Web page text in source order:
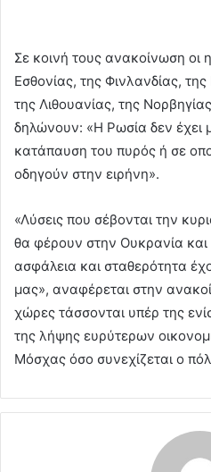
Σε κοινή τους ανακοίνωση οι
Εσθονίας, της Φινλανδίας, της
της Λιθουανίας, της
δηλώνουν: «Η Ρωσία δεν έχει
κατάπαυση του πυρός ή σε
οδηγούν στην ειρήνη».
«Λύσεις που σέβονται την
θα φέρουν στην Ουκρανία
ασφάλεια και σταθερότητα
μας», αναφέρεται στην
χώρες τάσσονται υπέρ της
της λήψης ευρύτερων
Μόσχας όσο συνεχίζεται ο